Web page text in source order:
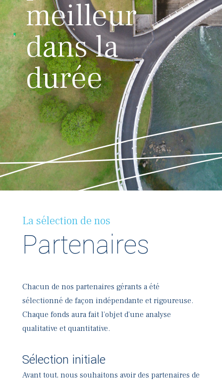
meilleur
dans la
durée

La sélection de nos
Partenaires
Chacun de nos partenaires gérants a été
sélectionné de façon indépendante et rigoureuse.
Chaque fonds aura fait l’objet d’une analyse
qualitative et quantitative.
Sélection initiale
Avant tout, nous souhaitons avoir des partenaires de